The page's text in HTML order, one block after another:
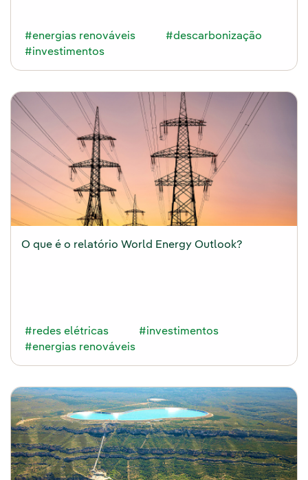
#energias renováveis
#descarbonização
#investimentos
O que é o relatório World Energy Outlook?
#redes elétricas
#investimentos
#energias renováveis